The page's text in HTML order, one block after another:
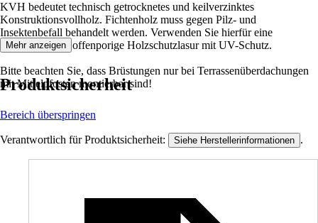
KVH bedeutet technisch getrocknetes und keilverzinktes
Konstruktionsvollholz. Fichtenholz muss gegen Pilz- und
Insektenbefall behandelt werden. Verwenden Sie hierfür eine
handelsübliche, offenporige Holzschutzlasur mit UV-Schutz.
Bitte beachten Sie, dass Brüstungen nur bei Terrassenüberdachungen
mit Mittelpfosten montierbar sind!
Mehr anzeigen
Produktsicherheit
Bereich überspringen
Verantwortlich für Produktsicherheit: Siehe Herstellerinformationen .